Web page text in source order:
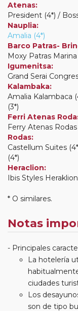
Atenas:
President (4*) /
Nauplia:
Amalia (4*)
Barco Patras-
Moxy Patras
Igumenitsa:
Grand Serai
Kalambaka:
Amalia Kalambaca
(3*)
Ferri Atenas
Ferry Atenas Rodas
Rodas:
Castellum Suites
(4*)
Heraclion:
Ibis Styles
* O similares.
Notas
Principales
La hotelería
ciudades
Los
son de tipo